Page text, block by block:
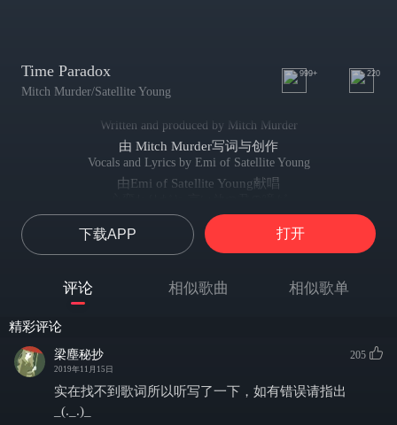
Time Paradox
Mitch Murder/Satellite Young
999+ 220
Written and produced by Mitch Murder
由 Mitch Murder写词与创作
Vocals and Lyrics by Emi of Satellite Young
由Emi of Satellite Young献唱
终究还是背叛了我，你断言道
潤んでいたから あの子との未来が見えた
从你盈眶的泪水里，我看见了你与她的未来
胸腔的起伏戛然停止，电波也已然断绝
在那个梦里，我们拥有一样的
青春ファンタジー
下载APP 打开
评论 相似歌曲 相似歌单
精彩评论
梁塵秘抄
2019年11月15日
205
实在找不到歌词所以听写了一下，如有错误请指出
_(._.)_